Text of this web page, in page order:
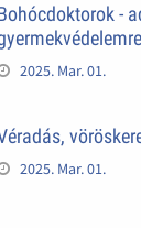
-
2025. Mar. 01.
2025. Mar. 01.